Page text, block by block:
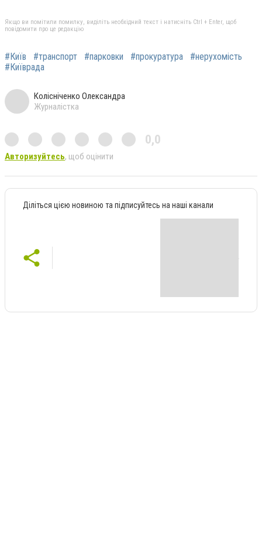
Якщо ви помітили помилку, виділіть необхідний текст і натисніть Ctrl + Enter, щоб
повідомити про це редакцію
#Київ #транспорт #парковки #прокуратура
#нерухомість
#Київрада
Колісніченко Олександра
Журналістка
0,0
Авторизуйтесь, щоб оцінити
Діліться цією новиною та підписуйтесь на наші канали